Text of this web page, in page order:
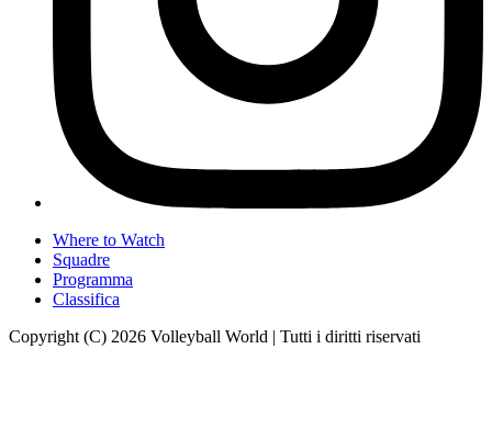
Where to Watch
Squadre
Programma
Classifica
Copyright (C) 2026 Volleyball World | Tutti i diritti riservati